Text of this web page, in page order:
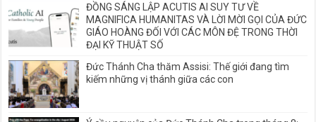
ĐỒNG SÁNG LẬP ACUTIS AI SUY TƯ VỀ
MAGNIFICA HUMANITAS VÀ LỜI MỜI GỌI CỦA ĐỨC
GIÁO HOÀNG ĐỐI VỚI CÁC MÔN ĐỆ TRONG THỜI
ĐẠI KỸ THUẬT SỐ
Đức Thánh Cha thăm Assisi: Thế giới đang tìm
kiếm những vị thánh giữa các con